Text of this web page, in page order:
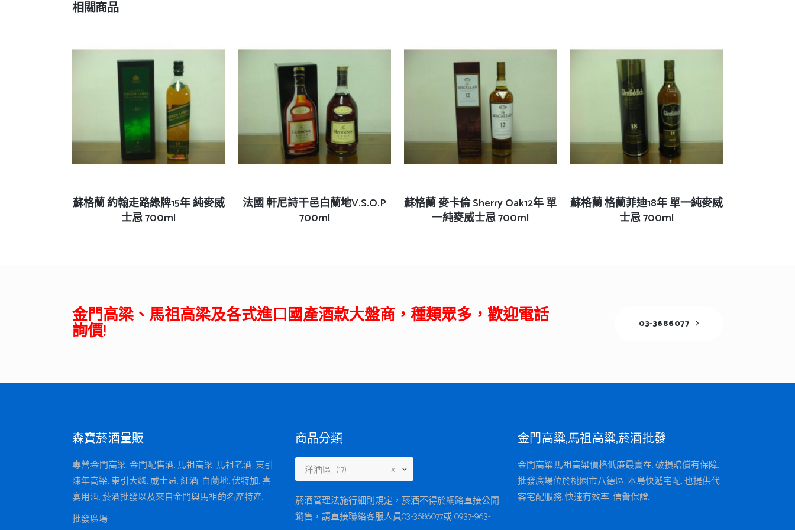
相關商品
查看內容
蘇格蘭 約翰走路綠牌15年 純麥威
士忌 700ml
查看內容
法國 軒尼詩干邑白蘭地V.S.O.P
700ml
查看內容
蘇格蘭 麥卡倫 Sherry Oak12年 單
一純麥威士忌 700ml
查看內容
蘇格蘭 格蘭菲迪18年 單一純麥威
士忌 700ml
金門高梁、馬祖高梁及各式進口國產酒款大盤商，種類眾多，歡迎電話
詢價! 03-3686077
森寶菸酒量販
專營:金門高梁, 金門配售酒, 馬祖高梁, 馬祖老酒, 東引
陳年高梁, 東引大麴, 威士忌, 紅酒, 白蘭地, 伏特加, 喜
宴用酒, 菸酒批發以及來自金門與馬祖的名產特產.
批發廣場:
商品分類
×
洋酒區 (17)
菸酒管理法施行細則規定，菸酒不得於網路直接公開
銷售，請直接聯絡客服人員03-3686077或 0937-963-
金門高粱,馬祖高粱,菸酒批發
金門高粱,馬祖高粱價格低廉最實在, 破損賠償有保障,
批發廣場位於桃園市八德區, 本島快遞宅配, 也提供代
客宅配服務. 快速有效率, 信譽保證.